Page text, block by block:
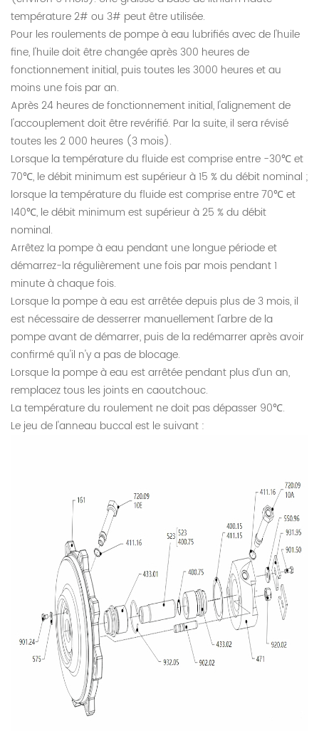
température 2# ou 3# peut être utilisée.
Pour les roulements de pompe à eau lubrifiés avec de l'huile
fine, l'huile doit être changée après 300 heures de
fonctionnement initial, puis toutes les 3000 heures et au
moins une fois par an.
Après 24 heures de fonctionnement initial, l'alignement de
l'accouplement doit être revérifié. Par la suite, il sera révisé
toutes les 2 000 heures (3 mois).
Lorsque la température du fluide est comprise entre -30℃ et
70℃, le débit minimum est supérieur à 15 % du débit nominal ;
lorsque la température du fluide est comprise entre 70℃ et
140℃, le débit minimum est supérieur à 25 % du débit
nominal.
Arrêtez la pompe à eau pendant une longue période et
démarrez-la régulièrement une fois par mois pendant 1
minute à chaque fois.
Lorsque la pompe à eau est arrêtée depuis plus de 3 mois, il
est nécessaire de desserrer manuellement l'arbre de la
pompe avant de démarrer, puis de la redémarrer après avoir
confirmé qu'il n'y a pas de blocage.
Lorsque la pompe à eau est arrêtée pendant plus d’un an,
remplacez tous les joints en caoutchouc.
La température du roulement ne doit pas dépasser 90℃.
Le jeu de l'anneau buccal est le suivant :